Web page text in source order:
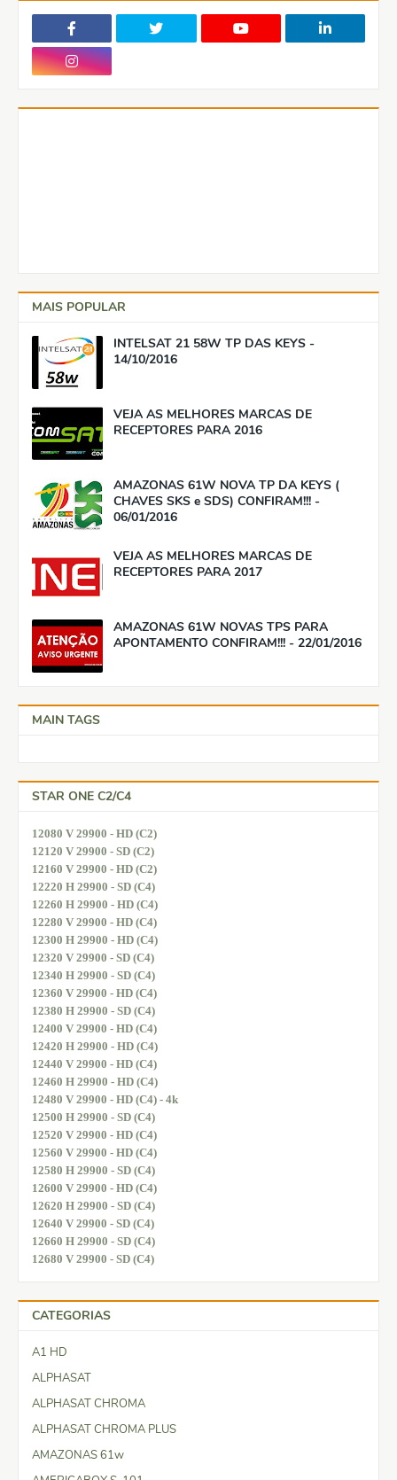
MAIS POPULAR
INTELSAT 21 58W TP DAS KEYS -
14/10/2016
VEJA AS MELHORES MARCAS DE
RECEPTORES PARA 2016
AMAZONAS 61W NOVA TP DA KEYS (
CHAVES SKS e SDS) CONFIRAM!!! -
06/01/2016
VEJA AS MELHORES MARCAS DE
RECEPTORES PARA 2017
AMAZONAS 61W NOVAS TPS PARA
APONTAMENTO CONFIRAM!!! - 22/01/2016
MAIN TAGS
STAR ONE C2/C4
12080 V 29900 - HD (C2)
12120 V 29900 - SD (C2)
12160 V 29900 - HD (C2)
12220 H 29900 - SD (C4)
12260 H 29900 - HD (C4)
12280 V 29900 - HD (C4)
12300 H 29900 - HD (C4)
12320 V 29900 - SD (C4)
12340 H 29900 - SD (C4)
12360 V 29900 - HD (C4)
12380 H 29900 - SD (C4)
12400 V 29900 - HD (C4)
12420 H 29900 - HD (C4)
12440 V 29900 - HD (C4)
12460 H 29900 - HD (C4)
12480 V 29900 - HD (C4) - 4k
12500 H 29900 - SD (C4)
12520 V 29900 - HD (C4)
12560 V 29900 - HD (C4)
12580 H 29900 - SD (C4)
12600 V 29900 - HD (C4)
12620 H 29900 - SD (C4)
12640 V 29900 - SD (C4)
12660 H 29900 - SD (C4)
12680 V 29900 - SD (C4)
CATEGORIAS
A1 HD
ALPHASAT
ALPHASAT CHROMA
ALPHASAT CHROMA PLUS
AMAZONAS 61w